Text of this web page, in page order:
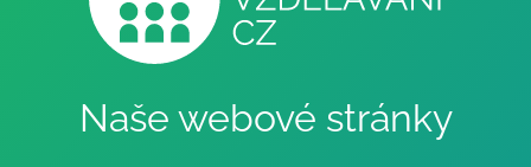
Naše webové stránky